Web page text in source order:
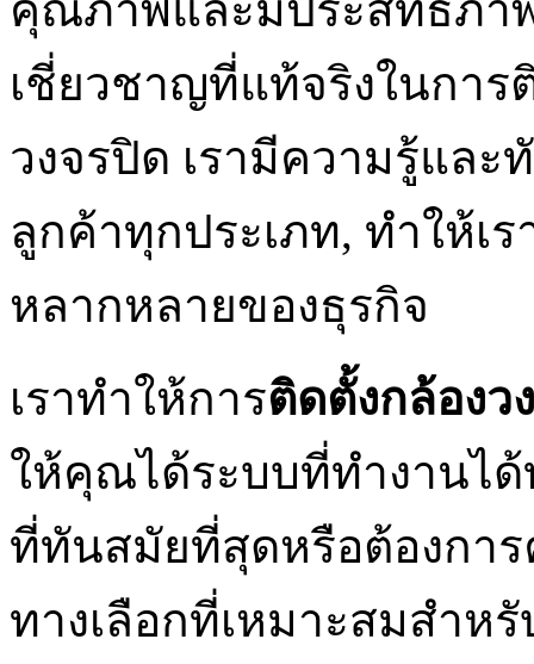
เชี่ยวชาญที่แท้จริงในการ
วงจรปิด เรามีความรู้แล
ลูกค้าทุกประเภท, ทำให้เ
หลากหลายของธุรกิจ
เราทำให้การติดตั้งกล้องว
ให้คุณได้ระบบที่ทำงานไ
ที่ทันสมัยที่สุดหรือต้องกา
ทางเลือกที่เหมาะสมสำห